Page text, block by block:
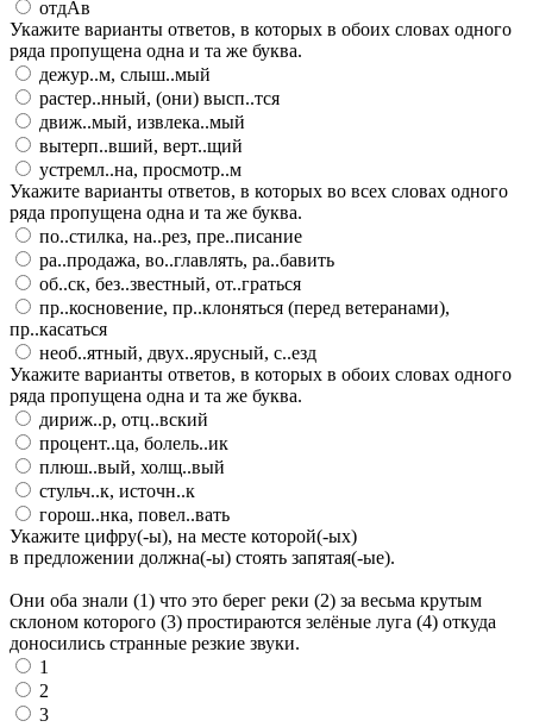
отдАв
Укажите варианты ответов, в которых в обоих словах одного
ряда пропущена одна и та же буква.
дежур..м, слыш..мый
растер..нный, (они) высп..тся
движ..мый, извлека..мый
вытерп..вший, верт..щий
устремл..на, просмотр..м
Укажите варианты ответов, в которых во всех словах одного
ряда пропущена одна и та же буква.
по..стилка, на..рез, пре..писание
ра..продажа, во..главлять, ра..бавить
об..ск, без..звестный, от..граться
пр..косновение, пр..клоняться (перед ветеранами),
пр..касаться
необ..ятный, двух..ярусный, с..езд
Укажите варианты ответов, в которых в обоих словах одного
ряда пропущена одна и та же буква.
дириж..р, отц..вский
процент..ца, болель..ик
плюш..вый, холщ..вый
стульч..к, источн..к
горош..нка, повел..вать
Укажите цифру(-ы), на месте которой(-ых)
в предложении должна(-ы) стоять запятая(-ые).
Они оба знали (1) что это берег реки (2) за весьма крутым
склоном которого (3) простираются зелёные луга (4) откуда
доносились странные резкие звуки.
1
2
3